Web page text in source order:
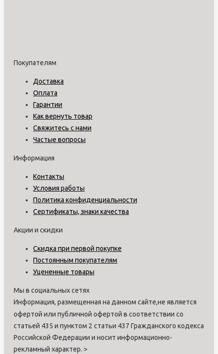
Покупателям
Доставка
Оплата
Гарантии
Как вернуть товар
Свяжитесь с нами
Частые вопросы
Информация
Контакты
Условия работы
Политика конфиденциальности
Сертификаты, знаки качества
Акции и скидки
Скидка при первой покупке
Постоянным покупателям
Уцененные товары
Мы в социальных сетях
Информация, размещенная на данном сайте,не является
офертой или публичной офертой в соответствии со
статьей 435 и пунктом 2 статьи 437 Гражданского кодекса
Российской Федерации и носит информационно-
рекламный характер. >